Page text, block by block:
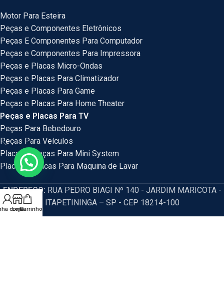
Motor Para Esteira
Peças e Componentes Eletrônicos
Peças E Componentes Para Computador
Peças e Componentes Para Impressora
Peças e Placas Micro-Ondas
Peças e Placas Para Climatizador
Peças e Placas Para Game
Peças e Placas Para Home Theater
Peças e Placas Para TV
Peças Para Bebedouro
Peças Para Veículos
Placas e Peças Para Mini System
Placas e Placas Para Maquina de Lavar
ENDEREÇO: RUA PEDRO BIAGI Nº 140 - JARDIM MARICOTA -
ITAPETININGA – SP - CEP 18214-100
conta
LojaCarrinho